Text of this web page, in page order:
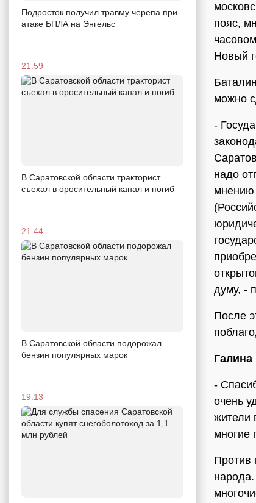
Подросток получил травму черепа при
атаке БПЛА на Энгельс
21:59
В Саратовской области тракторист
съехал в оросительный канал и погиб
21:44
В Саратовской области подорожал
бензин популярных марок
19:13
пояс,
Новый
можно
-
надо
мнению
думу, -
После
-
очень
жители
многие
Против